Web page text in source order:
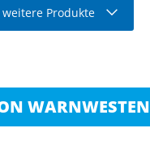
weitere Produkte
WARNWESTEN